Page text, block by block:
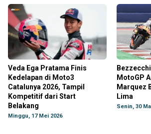
Veda Ega Pratama Finis
Kedelapan di Moto3
Catalunya 2026, Tampil
Kompetitif dari Start
Belakang
Minggu, 17 Mei 2026
MotoGP
Marquez
Lima
Senin, 30